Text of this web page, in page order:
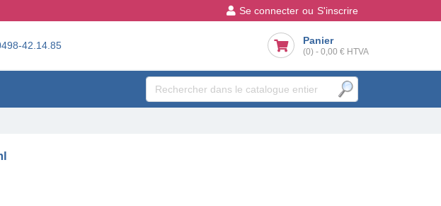
Se connecter ou S'inscrire
42.14.85 Panier
(0) - 0,00 € HTVA